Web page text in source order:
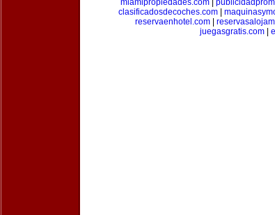
miamipropiedades.com
clasificadosdecoches.com
reservaenhotel.com|
juegasgratis.com|